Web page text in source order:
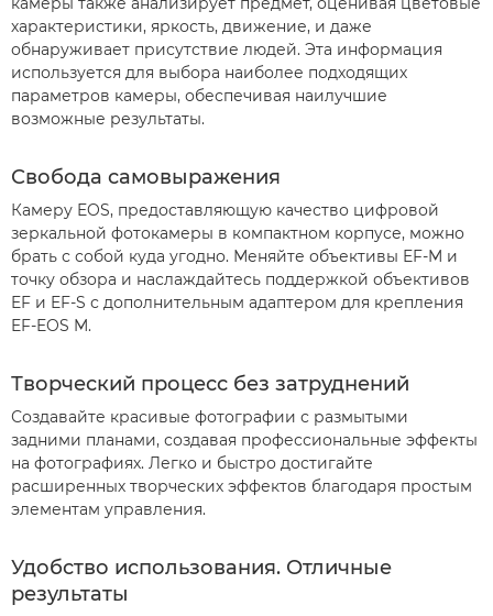
характеристики, яркость, движение, и даже
обнаруживает присутствие людей. Эта информация
используется для выбора наиболее подходящих
параметров камеры, обеспечивая наилучшие
возможные результаты.
Свобода самовыражения
Камеру EOS, предоставляющую качество цифровой
зеркальной фотокамеры в компактном корпусе, можно
брать с собой куда угодно. Меняйте объективы EF-M и
точку обзора и наслаждайтесь поддержкой объективов
EF и EF-S с дополнительным адаптером для крепления
EF-EOS M.
Творческий процесс без затруднений
Создавайте красивые фотографии с размытыми
задними планами, создавая профессиональные эффекты
на фотографиях. Легко и быстро достигайте
расширенных творческих эффектов благодаря простым
элементам управления.
Удобство использования. Отличные
результаты